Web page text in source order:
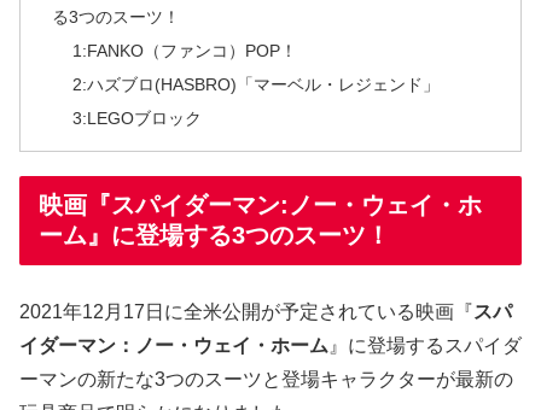
る3つのスーツ！
1:FANKO（ファンコ）POP！
2:ハズブロ(HASBRO)「マーベル・レジェンド」
3:LEGOブロック
映画『スパイダーマン:ノー・ウェイ・ホ
ーム』に登場する3つのスーツ！
2021年12月17日に全米公開が予定されている映画『スパ
イダーマン：ノー・ウェイ・ホーム 』に登場するスパイダ
ーマンの新たな3つのスーツと登場キャラクターが最新の